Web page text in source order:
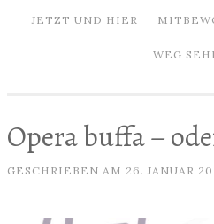
JETZT UND HIER
WEG
Opera buffa –
GESCHRIEBEN AM 26. JANUAR